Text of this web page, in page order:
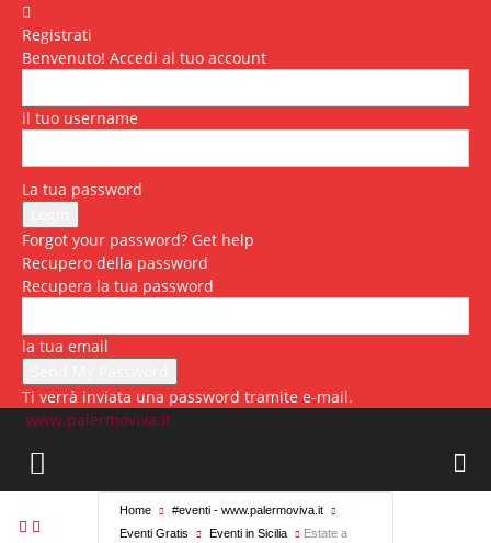
Registrati
Benvenuto! Accedi al tuo account
il tuo username
La tua password
Forgot your password? Get help
Recupero della password
Recupera la tua password
la tua email
Ti verrà inviata una password tramite e-mail.
www.palermoviva.it
Home
#eventi - www.palermoviva.it
Eventi Gratis
Eventi in Sicilia
Estate a